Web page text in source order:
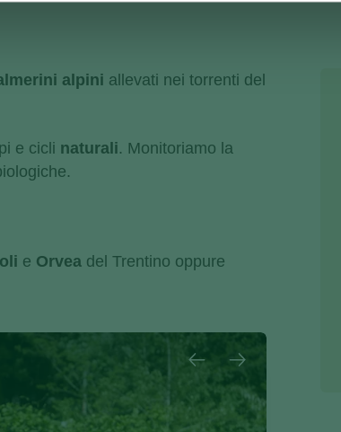
alpini allevati nei torrenti del
e cicli naturali. Monitoriamo la
e Orvea del Trentino oppure